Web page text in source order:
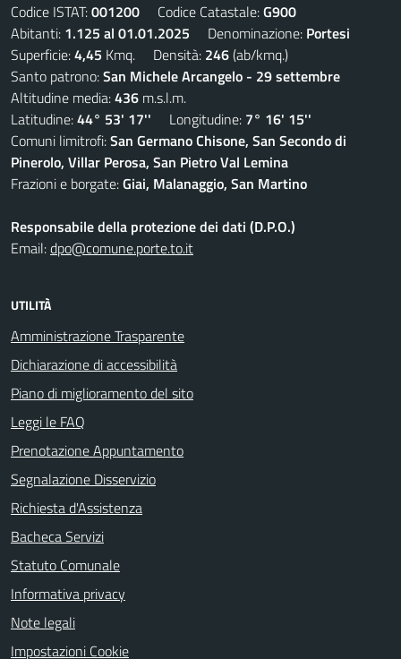
Codice ISTAT:001200 Codice Catastale:G900
Abitanti: 1.125 al 01.01.2025 Denominazione: Portesi
Superficie:4,45 Kmq. Densità: 246(ab/kmq.)
Santo patrono:San Michele Arcangelo - 29 settembre
Altitudine media:436 m.s.l.m.
Latitudine:44° 53' 17'' Longitudine: 7° 16' 15''
Comuni limitrofi:San Germano Chisone, San Secondo di
Pinerolo, Villar Perosa, San Pietro Val Lemina
Frazioni e borgate:Giai, Malanaggio, San Martino
Responsabile della protezione dei dati (D.P.O.)
Email:dpo@comune.porte.to.it
UTILITÀ
Amministrazione Trasparente
Dichiarazione di accessibilità
Piano di miglioramento del sito
Leggi le FAQ
Prenotazione Appuntamento
Segnalazione Disservizio
Richiesta d'Assistenza
Bacheca Servizi
Statuto Comunale
Informativa privacy
Note legali
Impostazioni Cookie